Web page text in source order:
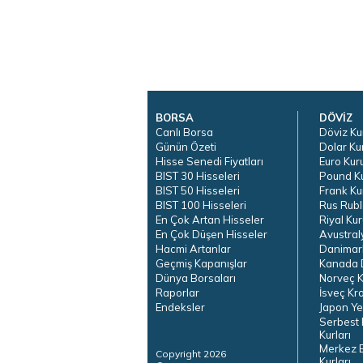
BORSA
Canlı Borsa
Günün Özeti
Hisse Senedi Fiyatları
BIST 30 Hisseleri
BIST 50 Hisseleri
BIST 100 Hisseleri
En Çok Artan Hisseler
En Çok Düşen Hisseler
Hacmi Artanlar
Geçmiş Kapanışlar
Dünya Borsaları
Raporlar
Endeksler
Copyright 2026
DÖVİZ
Döviz
Dolar
Euro
Pound
Frank
Rus
Riyal
Kanada
Norveç
İsveç
Japon
Serbest
Kurları
Merkez